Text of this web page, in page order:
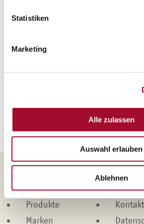
Statistiken
Marketing
Alle zulassen
Auswahl erlauben
Ablehnen
Typischer Mandelgeschmack
Martin Braun-Gruppe
Produkte
Kontakt
Marken